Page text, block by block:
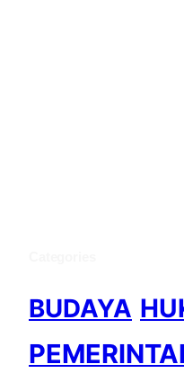
BUDAYA